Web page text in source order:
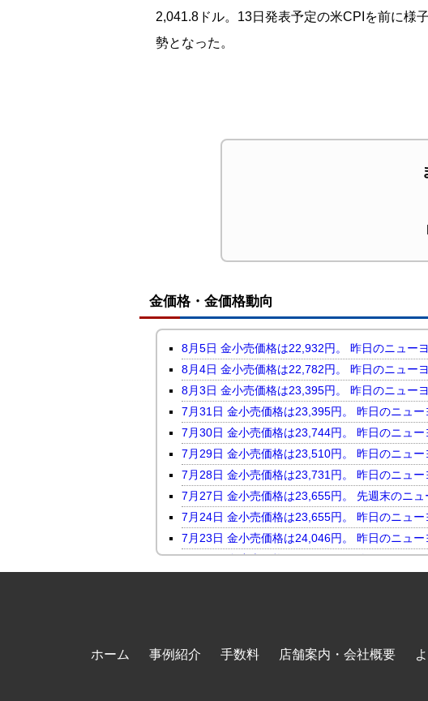
2,041.8ドル。13日発表予定の米CPIを前に様
勢となった。
金価格・金価格動向
8月5日 金小売価格は22,932円。 昨日のニュー
8月4日 金小売価格は22,782円。 昨日のニュー
8月3日 金小売価格は23,395円。 昨日のニュー
7月31日 金小売価格は23,395円。 昨日のニュ
7月30日 金小売価格は23,744円。 昨日のニュ
7月29日 金小売価格は23,510円。 昨日のニュ
7月28日 金小売価格は23,731円。 昨日のニュ
7月27日 金小売価格は23,655円。 先週末のニ
7月24日 金小売価格は23,655円。 昨日のニュ
7月23日 金小売価格は24,046円。 昨日のニュ
7月22日 金小売価格は23,816円。 昨日のニュ
7月17日 金小売価格は23,118円。 昨日のニュ
7月16日 金小売価格は23,450円。 昨日のニュ
7月14日 金小売価格は23,098円。 昨日のニュ
7月13日 金小売価格は23,569円。 先週末のニ
ホーム 事例紹介 手数料 店舗案内・会社概要